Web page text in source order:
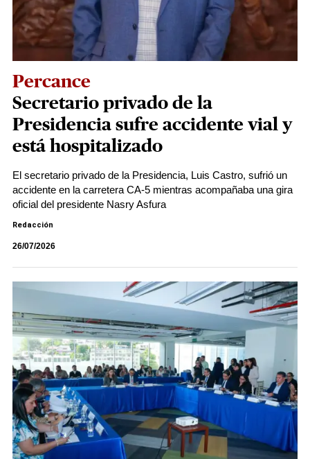
Percance
Secretario privado de la
Presidencia sufre accidente vial y
está hospitalizado
El secretario privado de la Presidencia, Luis Castro, sufrió un
accidente en la carretera CA-5 mientras acompañaba una gira
oficial del presidente Nasry Asfura
Redacción
26/07/2026